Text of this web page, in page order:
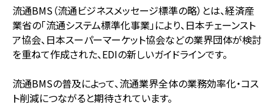
流通BMS（流通ビジネスメッセージ標準の略）とは、経済産
業省の「流通システム標準化事業」により、日本チェーンスト
ア協会、日本スーパーマーケット協会などの業界団体が検討
を重ねて作成された、EDIの新しいガイドラインです。
流通BMSの普及によって、流通業界全体の業務効率化・コス
ト削減につながると期待されています。